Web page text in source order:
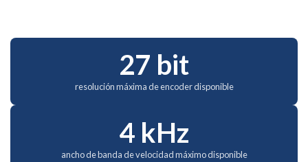
27 bit
resolución máxima de encoder disponible
4 kHz
ancho de banda de velocidad máximo disponible